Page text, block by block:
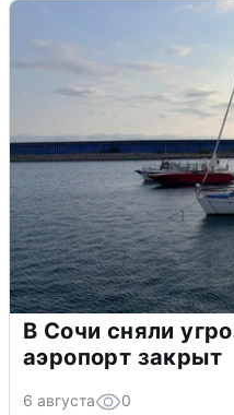
В Сочи сняли
аэропорт закрыт
6 августа 0